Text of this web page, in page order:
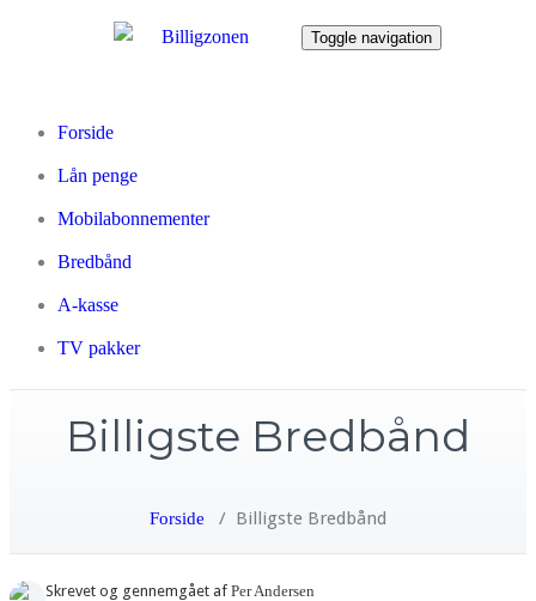
Toggle navigation
Forside
Lån penge
Mobilabonnementer
Bredbånd
A-kasse
TV pakker
Billigste Bredbånd
Forside / Billigste Bredbånd
Skrevet og gennemgået af Per Andersen